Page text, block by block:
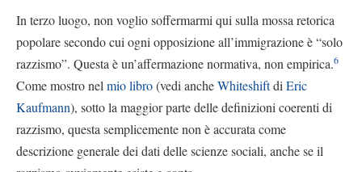
In terzo luogo, non voglio soffermarmi qui sulla mossa retorica
popolare secondo cui ogni opposizione all’immigrazione è “solo
razzismo”. Questa è un’affermazione normativa, non empirica.6
Come mostro nel mio libro(vedi ancheWhiteshiftdi Eric
Kaufmann), sotto la maggior parte delle definizioni coerenti di
razzismo, questa semplicemente non è accurata come
descrizione generale dei dati delle scienze sociali, anche se il